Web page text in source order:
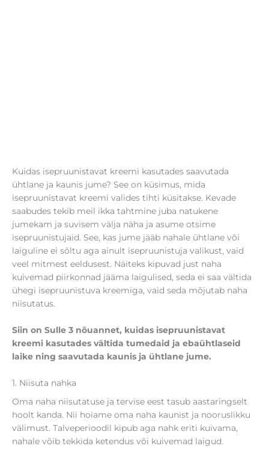
Kuidas isepruunistavat kreemi kasutades saavutada
ühtlane ja kaunis jume? See on küsimus, mida
isepruunistavat kreemi valides tihti küsitakse. Kevade
saabudes tekib meil ikka tahtmine juba natukene
jumekam ja suvisem välja näha ja asume otsime
isepruunistujaid. See, kas jume jääb nahale ühtlane või
laiguline ei sõltu aga ainult isepruunistuja valikust, vaid
veel mitmest eeldusest. Näiteks kipuvad just naha
kuivemad piirkonnad jääma laigulised, seda ei saa vältida
ühegi isepruunistuva kreemiga, vaid seda mõjutab naha
niisutatus.
Siin on Sulle 3 nõuannet, kuidas isepruunistavat
kreemi kasutades vältida tumedaid ja ebaühtlaseid
laike ning saavutada kaunis ja ühtlane jume.
1. Niisuta nahka
Oma naha niisutatuse ja tervise eest tasub aastaringselt
hoolt kanda. Nii hoiame oma naha kaunist ja nooruslikku
välimust. Talveperioodil kipub aga nahk eriti kuivama,
nahale võib tekkida ketendus või kuivemad laigud.